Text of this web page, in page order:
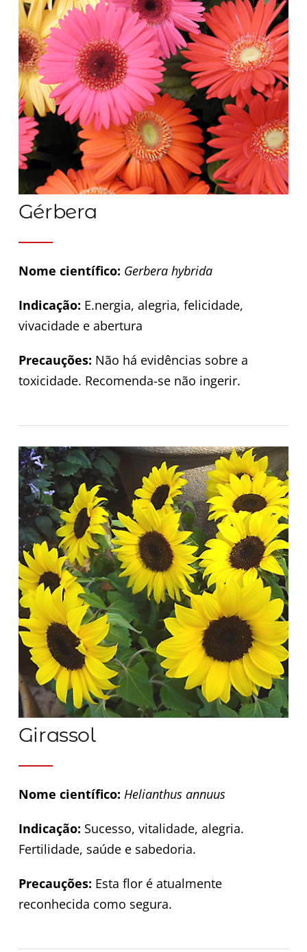
Gérbera
Nome científico: Gerbera hybrida
Indicação: E.nergia, alegria, felicidade,
vivacidade e abertura
Precauções: Não há evidências sobre a
toxicidade. Recomenda-se não ingerir.
Girassol
Nome científico: Helianthus annuus
Indicação: Sucesso, vitalidade, alegria.
Fertilidade, saúde e sabedoria.
Precauções: Esta flor é atualmente
reconhecida como segura.